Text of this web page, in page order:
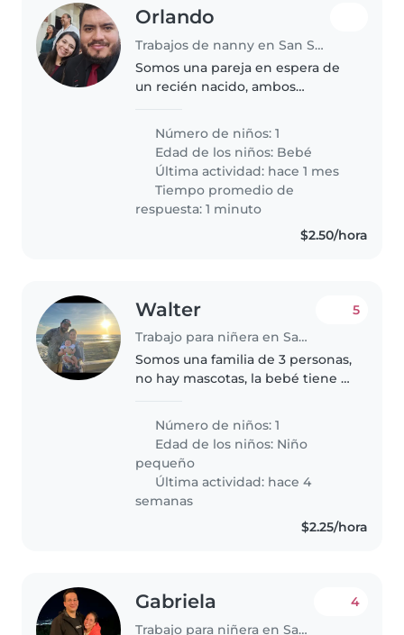
Orlando
Trabajos de nanny en San Salvador
Somos una pareja en espera de
un recién nacido, ambos
grandiosa para contribuir al
cuidado, desarrollo y crecimiento
del..
Número de niños: 1
Edad de los niños: Bebé
Última actividad: hace 1 mes
Tiempo promedio de
respuesta: 1 minuto
$2.50/hora
Walter
Trabajo para niñera en San Salvador
5
Somos una familia de 3 personas,
no hay mascotas, la bebé tiene 2
durante la mañana y juega
mucho en casa. El papá tiene
horarios rotativos y la mamá..
Número de niños: 1
Edad de los niños: Niño
pequeño
Última actividad: hace 4
semanas
$2.25/hora
Gabriela
Trabajo para niñera en San Salvador
4